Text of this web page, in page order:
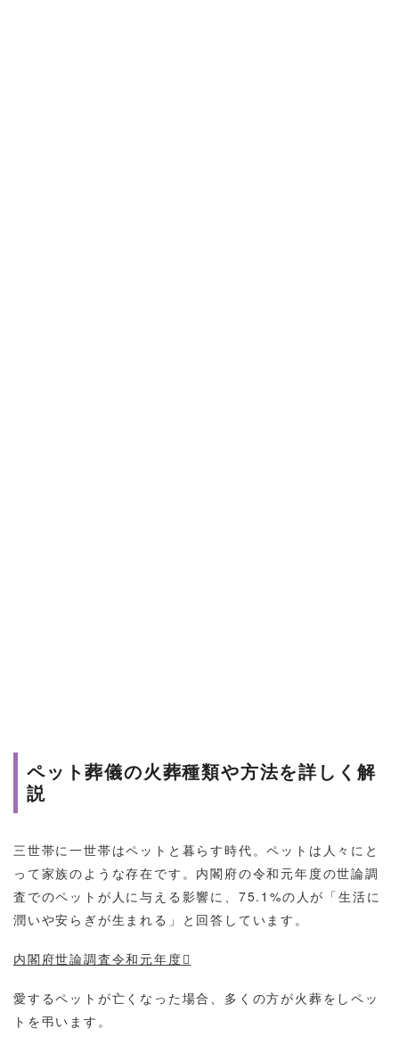
ペット葬儀の⽕葬種類や⽅法を詳しく解
説
三世帯に一世帯はペットと暮らす時代。ペットは人々にと
って家族のような存在です。内閣府の令和元年度の世論調
査でのペットが人に与える影響に、75.1%の人が「生活に
潤いや安らぎが生まれる」と回答しています。
内閣府世論調査令和元年度
愛するペットが亡くなった場合、多くの方が火葬をしペッ
トを弔います。